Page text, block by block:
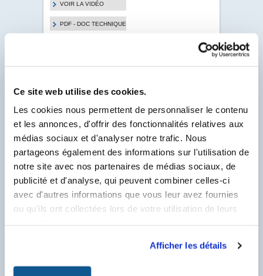
Ce site web utilise des cookies.
Les cookies nous permettent de personnaliser le contenu
et les annonces, d'offrir des fonctionnalités relatives aux
médias sociaux et d'analyser notre trafic. Nous
partageons également des informations sur l'utilisation de
notre site avec nos partenaires de médias sociaux, de
publicité et d'analyse, qui peuvent combiner celles-ci
avec d'autres informations que vous leur avez fournies
ou qu'ils ont collectées lors de votre utilisation de leurs
Afficher les détails
VOIR LA VIDÉO
PDF - DOC TECHNIQUE
Produit.
Client Labo France, saisissez votre N° Compte
Client se trouvant sur votre facture et
N° Compte Client*
F
* Champ obligatoire